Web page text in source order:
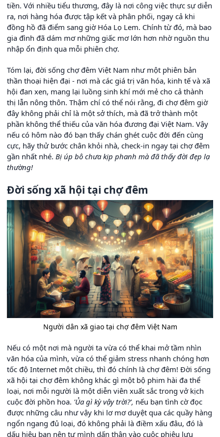
tiền. Với nhiều tiểu thương, đây là nơi công việc thực sự diễn
ra, nơi hàng hóa được tập kết và phân phối, ngay cả khi
đồng hồ đã điểm sang giờ Hóa Lọ Lem. Chính từ đó, mà bao
gia đình đã dám mơ những giấc mơ lớn hơn nhờ nguồn thu
nhập ổn định qua mỗi phiên chợ.
Tóm lại, đời sống chợ đêm Việt Nam như một phiên bản
thần thoại hiện đại - nơi mà các giá trị văn hóa, kinh tế và xã
hội đan xen, mang lại luồng sinh khí mới mẻ cho cả thành
thị lẫn nông thôn. Thậm chí có thể nói rằng, đi chợ đêm giờ
đây không phải chỉ là một sở thích, mà đã trở thành một
phần không thể thiếu của văn hóa đương đại Việt Nam. Vậy
nếu có hôm nào đó bạn thấy chán ghét cuộc đời đến cùng
cực, hãy thử bước chân khỏi nhà, check-in ngay tại chợ đêm
gần nhất nhé. Bị úp bô chưa kịp phanh mà đã thấy đời đẹp lạ
thường!
Đời sống xã hội tại chợ đêm
Người dân xã giao tại chợ đêm Việt Nam
Nếu có một nơi mà người ta vừa có thể khai mở tầm nhìn
văn hóa của mình, vừa có thể giảm stress nhanh chóng hơn
tốc độ Internet một chiều, thì đó chính là chợ đêm! Đời sống
xã hội tại chợ đêm không khác gì một bộ phim hài đa thể
loại, nơi mỗi người là một diễn viên xuất sắc trong vở kịch
cuộc đời phồn hoa. 'Ủa gì kỳ vậy trời?', nếu bạn tình cờ đọc
được những câu như vậy khi lơ mơ duyệt qua các quầy hàng
ngổn ngang đủ loại, đó không phải là điềm xấu đâu, đó là
dấu hiệu bạn nên tự mình dấn thân vào cuộc phiêu lưu